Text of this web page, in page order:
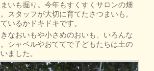
いも掘り。今年もすくすくサロンの畑
スタッフが大切に育てたさつまいも。
いるかドキドキです。
なおいもや小さめのおいも、いろんな
シャベルやおててで子どもたちは土の
ました。